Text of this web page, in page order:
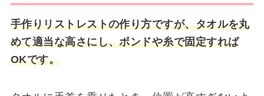
手作りリストレストの作り方ですが、タオルを丸
めて適当な高さにし、ボンドや糸で固定すれば
OKです。